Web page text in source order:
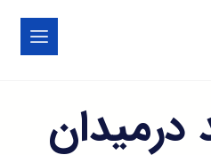
درمیدان